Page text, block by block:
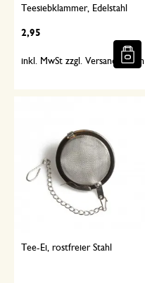
Teesiebklammer, Edelstahl
2,95
inkl. MwSt zzgl. Versandkosten
Tee-Ei, rostfreier Stahl